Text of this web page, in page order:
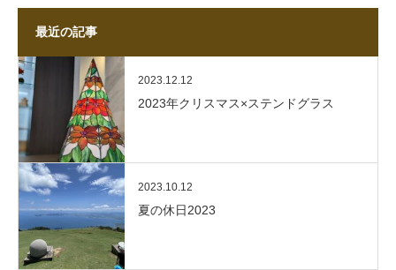
最近の記事
2023.12.12
2023年クリスマス×ステンドグラス
2023.10.12
夏の休日2023